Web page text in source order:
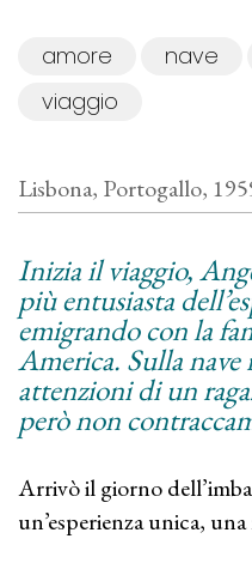
amore nave
viaggio
Lisbona, Portogallo,
Inizia il viaggio,
più entusiasta
emigrando con la
America. Sulla nave
attenzioni di un
però non
Arrivò il giorno
un’esperienza unica,